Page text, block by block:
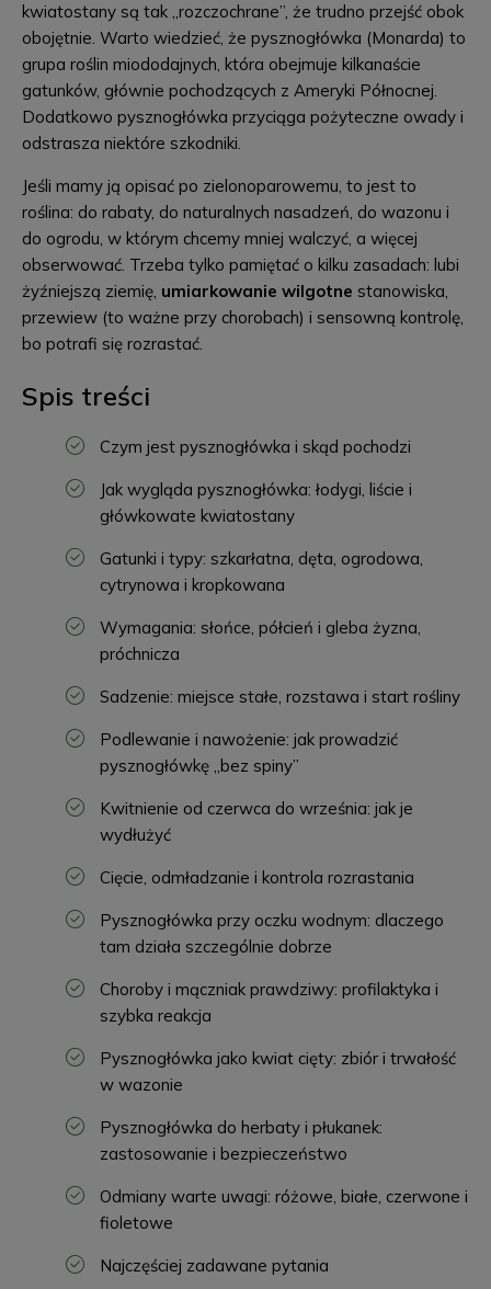
kwiatostany są tak „rozczochrane”, że trudno przejść obok
obojętnie. Warto wiedzieć, że pysznogłówka (Monarda) to
grupa roślin miododajnych, która obejmuje kilkanaście
gatunków, głównie pochodzących z Ameryki Północnej.
Dodatkowo pysznogłówka przyciąga pożyteczne owady i
odstrasza niektóre szkodniki.
Jeśli mamy ją opisać po zielonoparowemu, to jest to
roślina: do rabaty, do naturalnych nasadzeń, do wazonu i
do ogrodu, w którym chcemy mniej walczyć, a więcej
obserwować. Trzeba tylko pamiętać o kilku zasadach: lubi
żyźniejszą ziemię, umiarkowanie wilgotne stanowiska,
przewiew (to ważne przy chorobach) i sensowną kontrolę,
bo potrafi się rozrastać.
Spis treści
Czym jest pysznogłówka i skąd pochodzi
Jak wygląda pysznogłówka: łodygi, liście i
główkowate kwiatostany
Gatunki i typy: szkarłatna, dęta, ogrodowa,
cytrynowa i kropkowana
Wymagania: słońce, półcień i gleba żyzna,
próchnicza
Sadzenie: miejsce stałe, rozstawa i start rośliny
Podlewanie i nawożenie: jak prowadzić
pysznogłówkę „bez spiny”
Kwitnienie od czerwca do września: jak je
wydłużyć
Cięcie, odmładzanie i kontrola rozrastania
Pysznogłówka przy oczku wodnym: dlaczego
tam działa szczególnie dobrze
Choroby i mączniak prawdziwy: profilaktyka i
szybka reakcja
Pysznogłówka jako kwiat cięty: zbiór i trwałość
w wazonie
Pysznogłówka do herbaty i płukanek:
zastosowanie i bezpieczeństwo
Odmiany warte uwagi: różowe, białe, czerwone i
fioletowe
Najczęściej zadawane pytania